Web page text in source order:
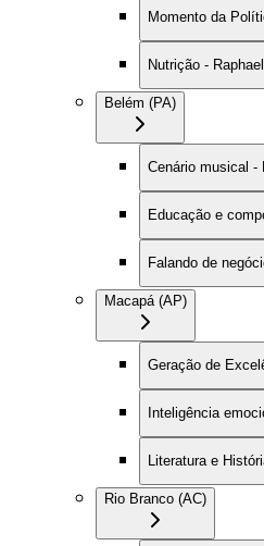
Momento da
Nutrição -
Belém (PA)
Cenário musical -
Educação e
Falando de
Macapá (AP)
Geração de
Inteligência
Literatura e
Rio Branco (AC)